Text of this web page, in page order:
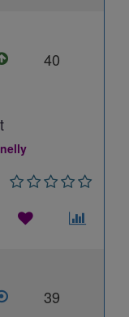
40
39